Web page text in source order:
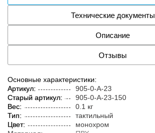
Технические документы
Описание
Отзывы
Основные характеристики:
Артикул:
905-0-A-23
Старый артикул:
905-0-A-23-150
Вес:
0.1 кг
Тип:
тактильный
Цвет:
монохром